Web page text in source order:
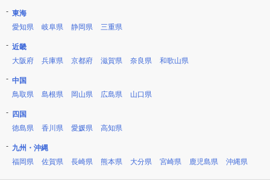
東海
愛知県
岐阜県 静岡県 三重県
近畿
大阪府
兵庫県 京都府 滋賀県 奈良県 和歌山県
中国
鳥取県
島根県 岡山県 広島県 山口県
四国
徳島県
香川県 愛媛県 高知県
九州・沖縄
福岡県
佐賀県 長崎県 熊本県 大分県 宮崎県 鹿児島県 沖縄県